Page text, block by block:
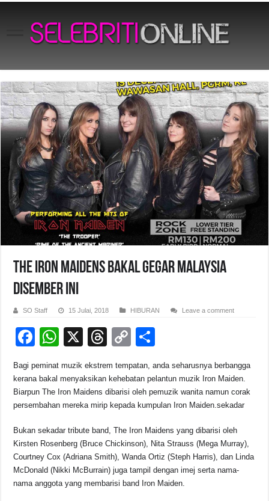
The Iron Maidens Bakal Gegar Malaysia
Disember Ini
SO Staff 15 Julai, 2018 HIBURAN Leave a comment
F
c
e
b
o
o
k
W
at
s
A
p
p
X
T
e
a
d
s
C
p
y
Li
n
k
ar
e
Bagi peminat muzik ekstrem tempatan, anda seharusnya berbangga
kerana bakal menyaksikan kehebatan pelantun muzik Iron Maiden.
Biarpun The Iron Maidens dibarisi oleh pemuzik wanita namun corak
persembahan mereka mirip kepada kumpulan Iron Maiden.sekadar
Bukan sekadar tribute band, The Iron Maidens yang dibarisi oleh
Kirsten Rosenberg (Bruce Chickinson), Nita Strauss (Mega Murray),
Courtney Cox (Adriana Smith), Wanda Ortiz (Steph Harris), dan Linda
McDonald (Nikki McBurrain) juga tampil dengan imej serta nama-
nama anggota yang membarisi band Iron Maiden.